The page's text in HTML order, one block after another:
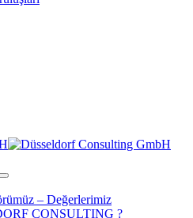
– Değerlerimiz
CONSULTING ?